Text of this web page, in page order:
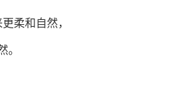
柔和自然，